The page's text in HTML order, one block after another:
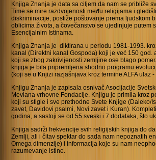
Knjiga Znanja je data sa ciljem da nam se približe
Time se mire razdvojenosti među religijama i
diskriminacije, postiže poštovanje prema ljudskom
oblicima života, a čovečanstvo se ujedinjuje putem
Esencijalnim Istinama.
Knjiga Znanja je diktirana u periodu 1981-1993.
kanal (Direktni kanal Gospoda) koji je već 150 god.
koji se zbog zakrivljenosti zemljine ose blago
knjiga je bila pripremljena shodno programu
(koji se u Knjizi razjašnjava kroz termine ALFA ulaz -
Knjigu Znanja je zapisala osnivač Asocijacije
Mevlana vrhovne Fondacije. Knjigu je primila kroz
koji su stigle i sve prethodne Svete Knjige (Daleko/
zavet, Davidovi psalmi, Novi zavet i Kuran).
godina, a sastoji se od 55 sveski i 7 dodataka, što
Knjiga sadrži frekvencije svih religijskih knjiga do
Zemlji, ali i čitav spektar do sada nam nepoznatih
Omega dimenzije) i informacija koje su nam
razumevanje istine.